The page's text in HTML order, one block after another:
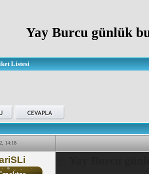
Yay Burcu günlük
Listesi
14:18
Yay Burcu